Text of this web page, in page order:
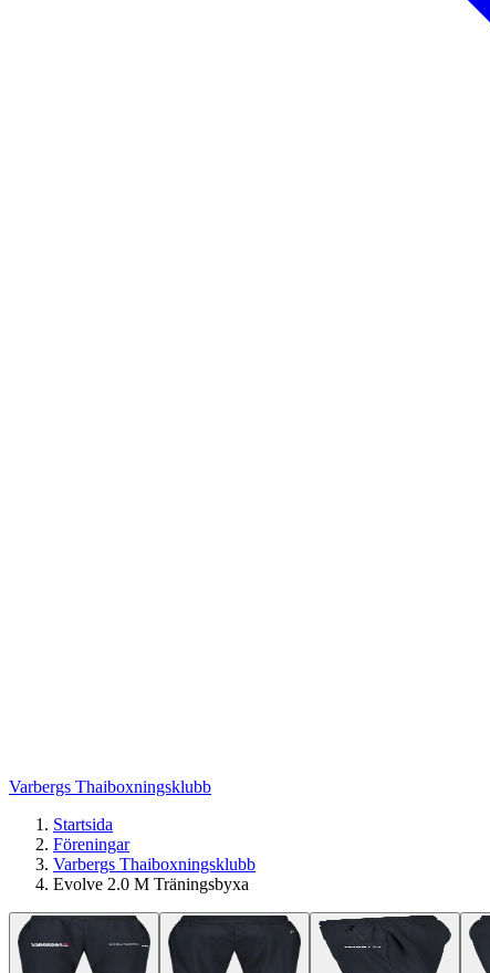
Varbergs Thaiboxningsklubb
Startsida
Föreningar
Varbergs Thaiboxningsklubb
Evolve 2.0 M Träningsbyxa